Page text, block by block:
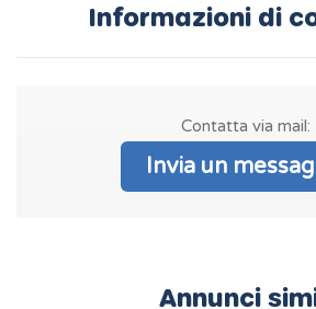
Informazioni di
Contatta via mail:
Invia un
Annunci